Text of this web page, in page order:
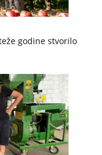
godine stvorilo